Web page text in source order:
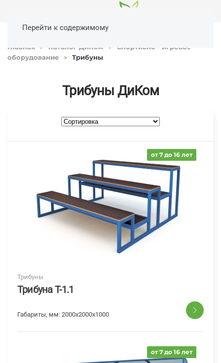
Перейти к содержимому
Главная Каталог ДиКом
Спортивно - игровое
оборудование
Трибуны
Трибуны ДиКом
от 7 до 16 лет
Трибуны
Трибуна T-1.1
Габариты, мм: 2000x2000x1000
от 7 до 16 лет